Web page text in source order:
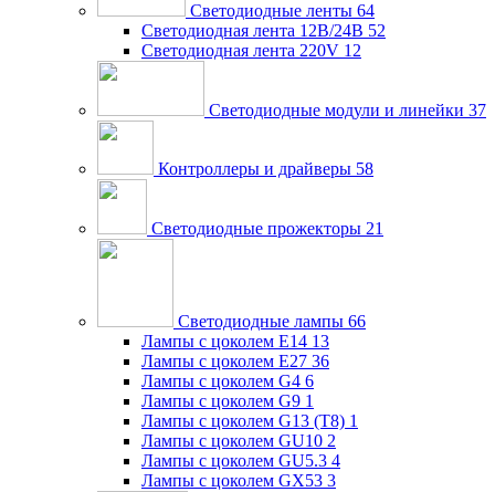
Светодиодные ленты 64
Светодиодная лента 12В/24В 52
Светодиодная лента 220V 12
Светодиодные модули и линейки 37
Контроллеры и драйверы 58
Светодиодные прожекторы 21
Светодиодные лампы 66
Лампы с цоколем E14 13
Лампы с цоколем E27 36
Лампы с цоколем G4 6
Лампы с цоколем G9 1
Лампы с цоколем G13 (Т8) 1
Лампы с цоколем GU10 2
Лампы с цоколем GU5.3 4
Лампы с цоколем GX53 3